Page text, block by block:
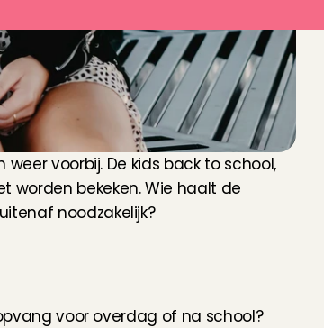
voorbij. De kids back to school,
worden bekeken. Wie haalt de
noodzakelijk?
voor overdag of na school?